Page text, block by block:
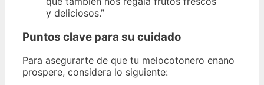
y deliciosos.”
Puntos clave para su cuidado
Para asegurarte de que tu melocotonero enano
prospere, considera lo siguiente: